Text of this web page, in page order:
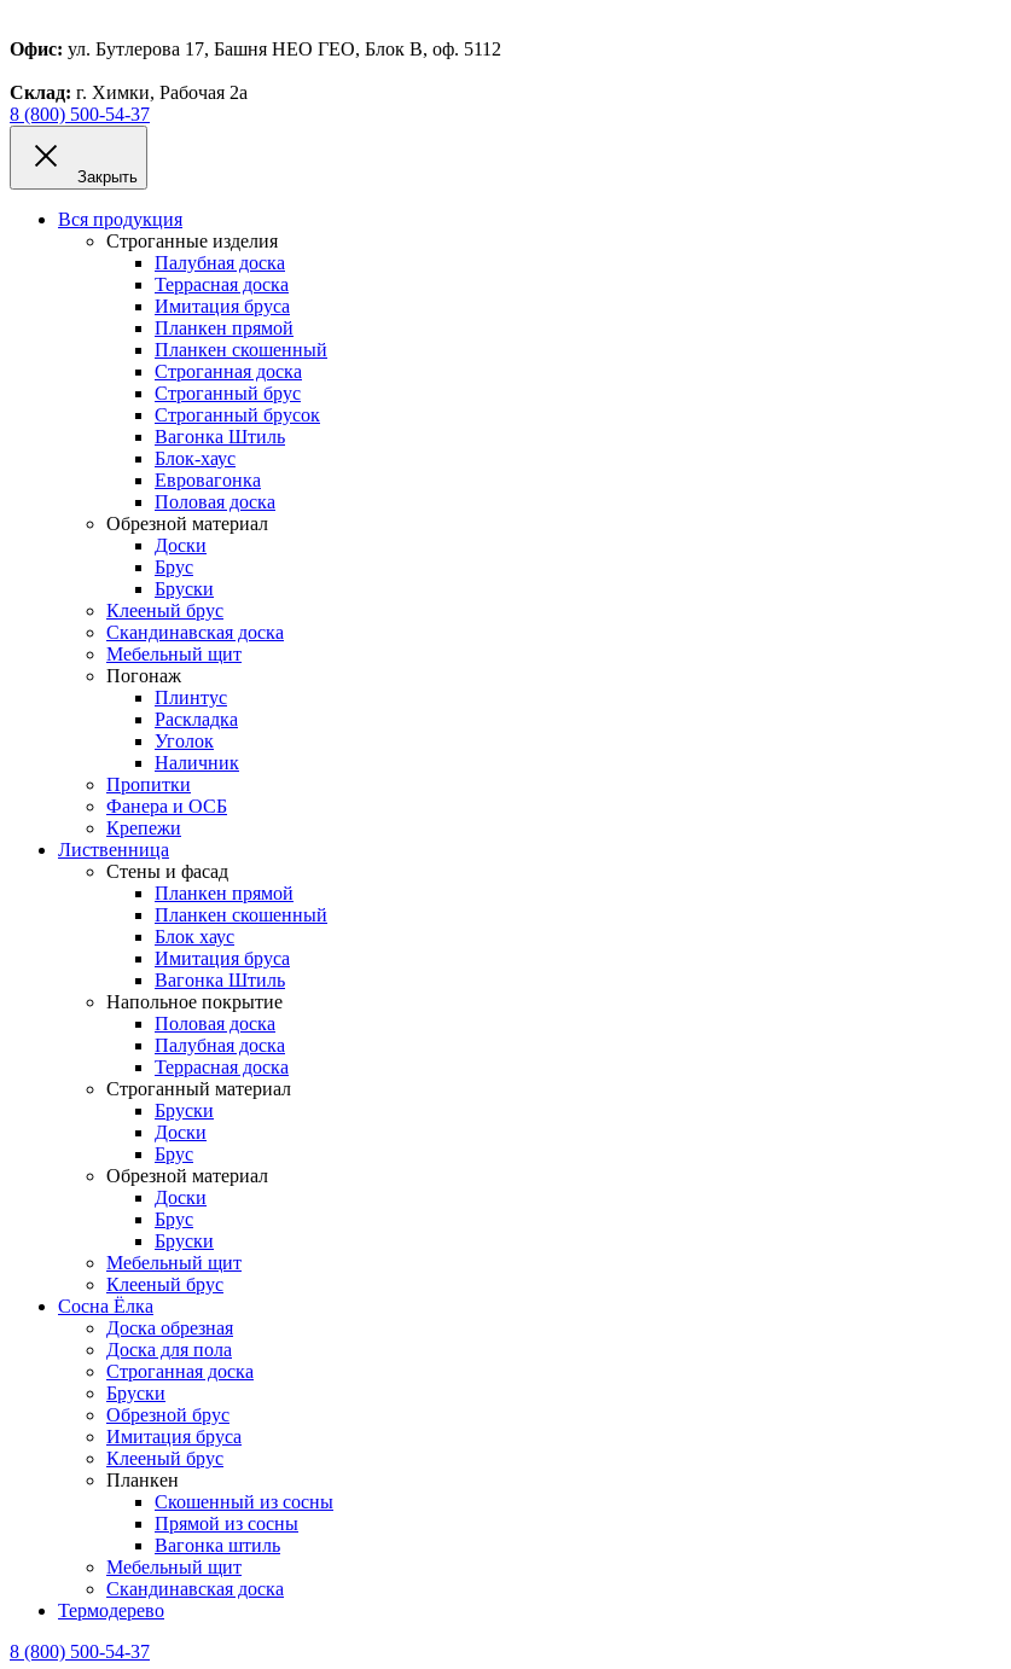
Офис: ул. Бутлерова 17, Башня НЕО ГЕО, Блок В, оф. 5112
Склад: г. Химки, Рабочая 2а
8 (800) 500-54-37
Закрыть
Вся продукция
Строганные изделия
Палубная доска
Террасная доска
Имитация бруса
Планкен прямой
Планкен скошенный
Строганная доска
Строганный брус
Строганный брусок
Вагонка Штиль
Блок-хаус
Евровагонка
Половая доска
Обрезной материал
Доски
Брус
Бруски
Клееный брус
Скандинавская доска
Мебельный щит
Погонаж
Плинтус
Раскладка
Уголок
Наличник
Пропитки
Фанера и ОСБ
Крепежи
Лиственница
Стены и фасад
Планкен прямой
Планкен скошенный
Блок хаус
Имитация бруса
Вагонка Штиль
Напольное покрытие
Половая доска
Палубная доска
Террасная доска
Строганный материал
Бруски
Доски
Брус
Обрезной материал
Доски
Брус
Бруски
Мебельный щит
Клееный брус
Сосна Ёлка
Доска обрезная
Доска для пола
Строганная доска
Бруски
Обрезной брус
Имитация бруса
Клееный брус
Планкен
Скошенный из сосны
Прямой из сосны
Вагонка штиль
Мебельный щит
Скандинавская доска
Термодерево
8 (800) 500-54-37